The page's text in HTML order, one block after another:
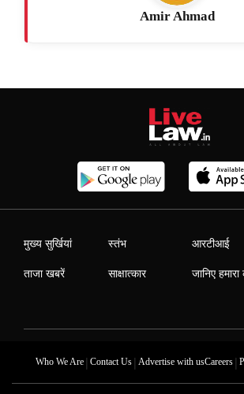
Amir Ahmad
मुख्य सुर्खियां
ताजा खबरें
स्तंभ
साक्षात्कार
आरटीआई
जानिए
Who We Are| Contact Us| Advertise with usCareers|